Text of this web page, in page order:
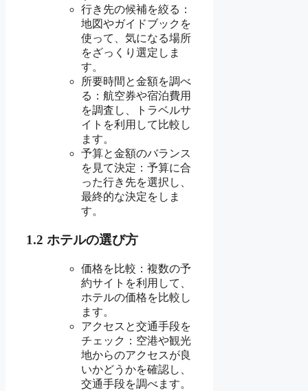
行き先の候補を絞る：
地図やガイドブックを
使って、気になる場所
をざっくり選定しま
す。
所要時間と金額を調べ
る：航空券や宿泊費用
を調査し、トラベルサ
イトを利用して比較し
ます。
予算と金額のバランス
を見て決定：予算に合
った行き先を選択し、
最終的な決定をしま
す。
1.2 ホテルの選び方
価格を比較：複数の予
約サイトを利用して、
ホテルの価格を比較し
ます。
アクセスと交通手段を
チェック：空港や観光
地からのアクセスが良
いかどうかを確認し、
交通手段を調べます。